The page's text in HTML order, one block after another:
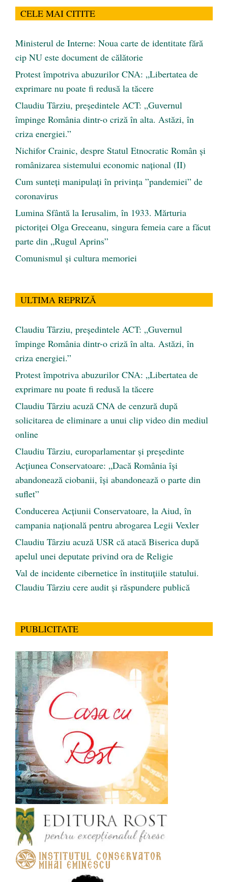
CELE MAI CITITE
Ministerul de Interne: Noua carte de identitate fără
cip NU este document de călătorie
Protest împotriva abuzurilor CNA: „Libertatea de
exprimare nu poate fi redusă la tăcere
Claudiu Târziu, președintele ACT: „Guvernul
împinge România dintr-o criză în alta. Astăzi, în
criza energiei.”
Nichifor Crainic, despre Statul Etnocratic Român şi
românizarea sistemului economic naţional (II)
Cum sunteți manipulați în privința ”pandemiei” de
coronavirus
Lumina Sfântă la Ierusalim, în 1933. Mărturia
pictoriței Olga Greceanu, singura femeia care a făcut
parte din „Rugul Aprins”
Comunismul şi cultura memoriei
ULTIMA REPRIZĂ
Claudiu Târziu, președintele ACT: „Guvernul
împinge România dintr-o criză în alta. Astăzi, în
criza energiei.”
Protest împotriva abuzurilor CNA: „Libertatea de
exprimare nu poate fi redusă la tăcere
Claudiu Târziu acuză CNA de cenzură după
solicitarea de eliminare a unui clip video din mediul
online
Claudiu Târziu, europarlamentar și președinte
Acțiunea Conservatoare: „Dacă România își
abandonează ciobanii, își abandonează o parte din
suflet”
Conducerea Acțiunii Conservatoare, la Aiud, în
campania națională pentru abrogarea Legii Vexler
Claudiu Târziu acuză USR că atacă Biserica după
apelul unei deputate privind ora de Religie
Val de incidente cibernetice în instituțiile statului.
Claudiu Târziu cere audit și răspundere publică
PUBLICITATE